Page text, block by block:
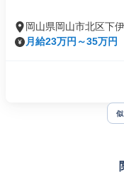
岡山県岡山市北区下
月給23万円～35万円